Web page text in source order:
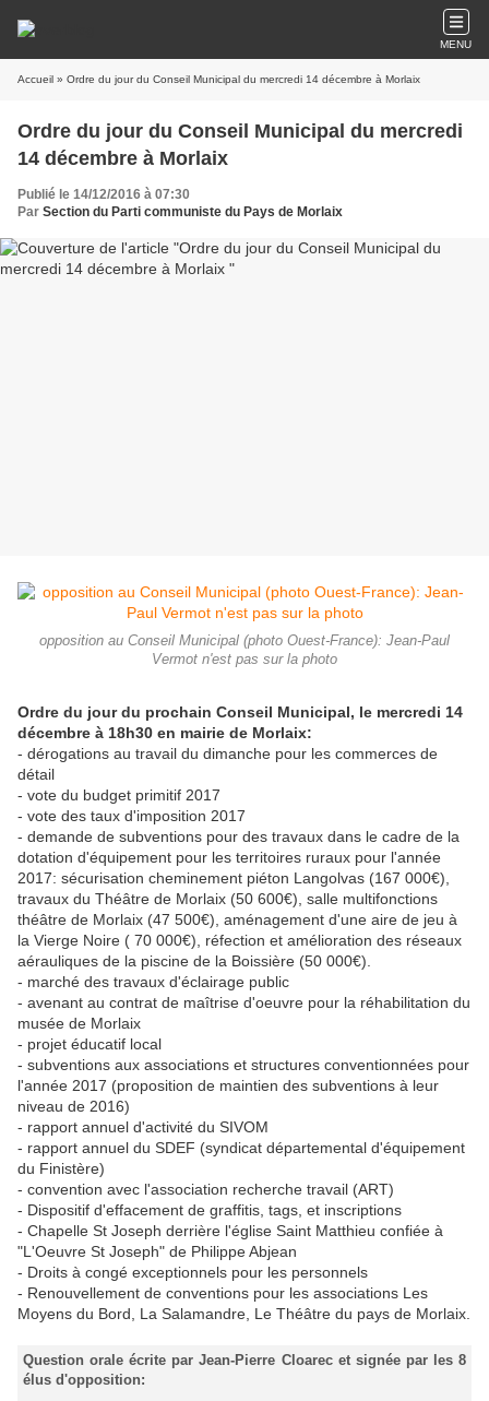
MENU
Accueil » Ordre du jour du Conseil Municipal du mercredi 14 décembre à Morlaix
Ordre du jour du Conseil Municipal du mercredi
14 décembre à Morlaix
Publié le 14/12/2016 à 07:30
Par Section du Parti communiste du Pays de Morlaix
opposition au Conseil Municipal (photo Ouest-France): Jean-Paul
Vermot n'est pas sur la photo
Ordre du jour du prochain Conseil Municipal, le mercredi 14
décembre à 18h30 en mairie de Morlaix:
- dérogations au travail du dimanche pour les commerces de
détail
- vote du budget primitif 2017
- vote des taux d'imposition 2017
- demande de subventions pour des travaux dans le cadre de la
dotation d'équipement pour les territoires ruraux pour l'année
2017: sécurisation cheminement piéton Langolvas (167 000€),
travaux du Théâtre de Morlaix (50 600€), salle multifonctions
théâtre de Morlaix (47 500€), aménagement d'une aire de jeu à
la Vierge Noire ( 70 000€), réfection et amélioration des réseaux
aérauliques de la piscine de la Boissière (50 000€).
- marché des travaux d'éclairage public
- avenant au contrat de maîtrise d'oeuvre pour la réhabilitation du
musée de Morlaix
- projet éducatif local
- subventions aux associations et structures conventionnées pour
l'année 2017 (proposition de maintien des subventions à leur
niveau de 2016)
- rapport annuel d'activité du SIVOM
- rapport annuel du SDEF (syndicat départemental d'équipement
du Finistère)
- convention avec l'association recherche travail (ART)
- Dispositif d'effacement de graffitis, tags, et inscriptions
- Chapelle St Joseph derrière l'église Saint Matthieu confiée à
"L'Oeuvre St Joseph" de Philippe Abjean
- Droits à congé exceptionnels pour les personnels
- Renouvellement de conventions pour les associations Les
Moyens du Bord, La Salamandre, Le Théâtre du pays de Morlaix.
Question orale écrite par Jean-Pierre Cloarec et signée par les 8
élus d'opposition: